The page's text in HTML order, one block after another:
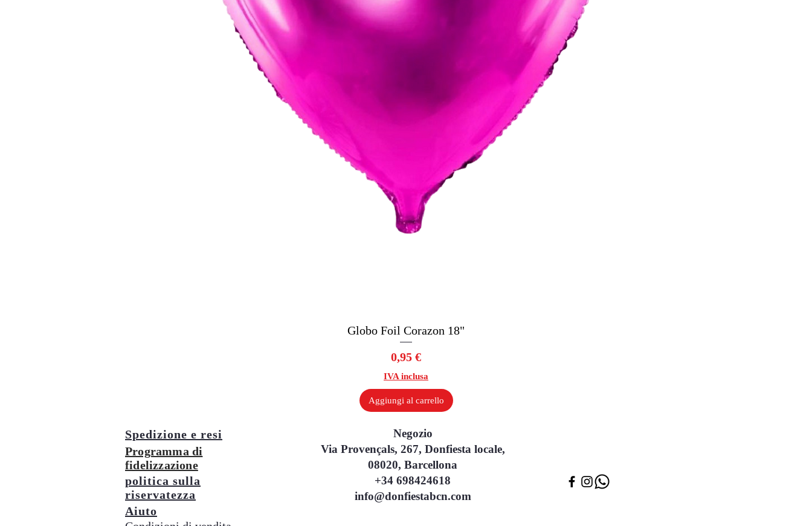
Vista rapida
Globo Foil Corazon 18"
Prezzo
0,95 €
IVA inclusa
Aggiungi al carrello
Spedizione e resi
Programma di
fidelizzazione
politica sulla
riservatezza
Aiuto
Negozio
Via Provençals, 267, Donfiesta locale,
08020, Barcellona
+34 698424618
info@donfiestabcn.com